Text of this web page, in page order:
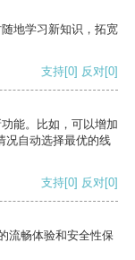
地学习新知识，拓宽
支持[0] 反对[0]
能。比如，可以增加
况自动选择最优的线
支持[0] 反对[0]
流畅体验和安全性保